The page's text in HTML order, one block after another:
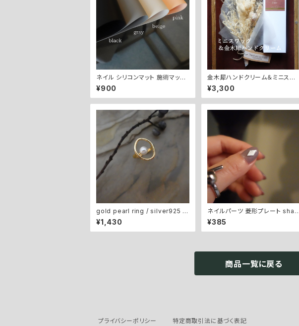
ネイル シリコンマット 施術マット【
全4色 】ベージュ / グレー / ブラッ
ク / ピンク
¥900
金木犀ハンドクリーム＆ミニスワッ
グ【ホワイト】ギフトセット
¥3,300
gold pearl ring / silver925 #
04
¥1,430
ネイルパーツ 菱形プレート shap
ed plate
¥385
商品一覧に戻る
プライバシーポリシー 特定商取引法に基づく表記